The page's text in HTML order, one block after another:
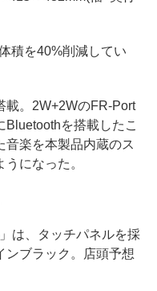
積を40%削減してい
。2W+2WのFR-Port
を搭載したこ
音楽を本製品内蔵のス
になった。
は、タッチパネルを採
ンブラック。店頭予想